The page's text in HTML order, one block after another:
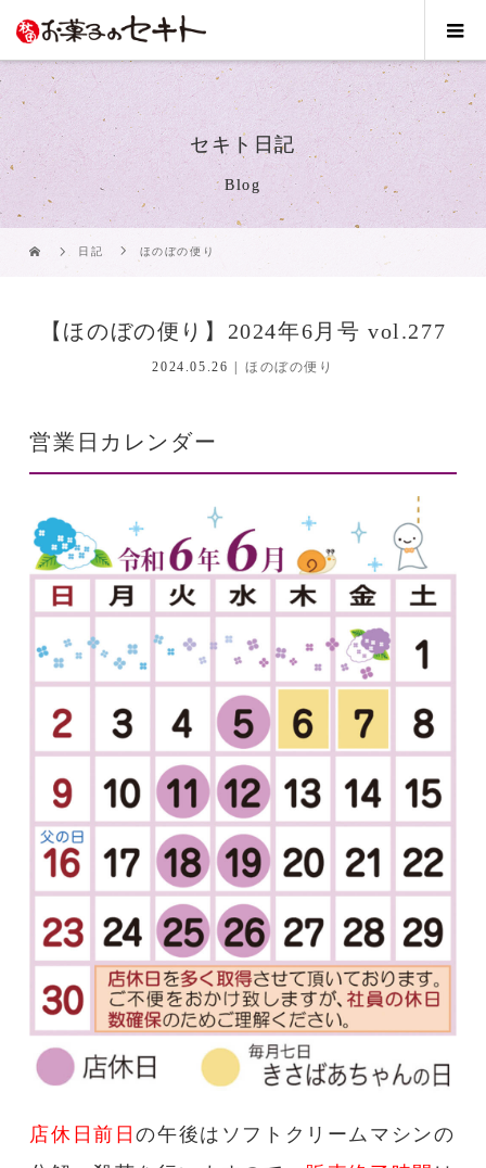
セキト日記
Blog
日記 ほのぼの便り
【ほのぼの便り】2024年6月号 vol.277
2024.05.26 ほのぼの便り
営業日カレンダー
店休日前日の午後はソフトクリームマシンの